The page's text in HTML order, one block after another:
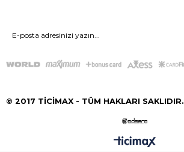
GÖNDER
© 2017 TİCİMAX - TÜM HAKLARI SAKLIDIR.